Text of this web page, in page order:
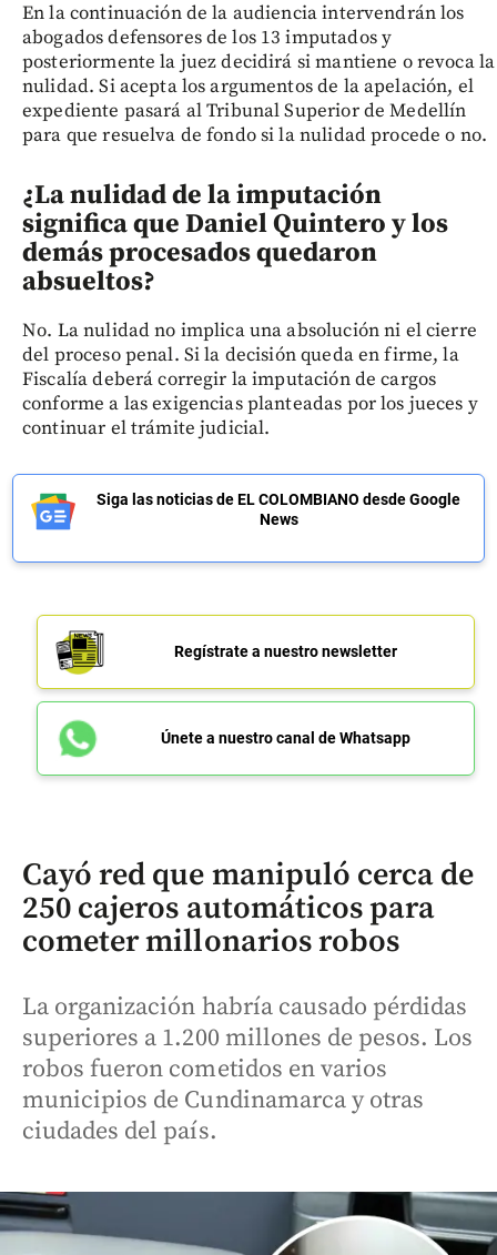
En la continuación de la audiencia intervendrán los
abogados defensores de los 13 imputados y
posteriormente la juez decidirá si mantiene o revoca la
nulidad. Si acepta los argumentos de la apelación, el
expediente pasará al Tribunal Superior de Medellín
para que resuelva de fondo si la nulidad procede o no.
¿La nulidad de la imputación
significa que Daniel Quintero y los
demás procesados quedaron
absueltos?
No. La nulidad no implica una absolución ni el cierre
del proceso penal. Si la decisión queda en firme, la
Fiscalía deberá corregir la imputación de cargos
conforme a las exigencias planteadas por los jueces y
continuar el trámite judicial.
Siga las noticias de EL COLOMBIANO desde Google
News
Regístrate a nuestro newsletter
Únete a nuestro canal de Whatsapp
Cayó red que manipuló cerca de
250 cajeros automáticos para
cometer millonarios robos
La organización habría causado pérdidas
superiores a 1.200 millones de pesos. Los
robos fueron cometidos en varios
municipios de Cundinamarca y otras
ciudades del país.